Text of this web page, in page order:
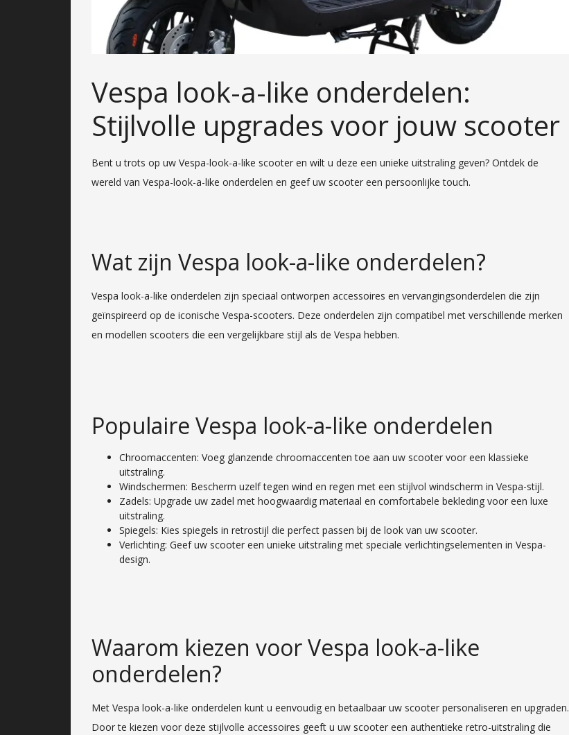
Vespa look-a-like onderdelen:
Stijlvolle upgrades voor jouw scooter
Bent u trots op uw Vespa-look-a-like scooter en wilt u deze een unieke uitstraling geven? Ontdek de
wereld van Vespa-look-a-like onderdelen en geef uw scooter een persoonlijke touch.
Wat zijn Vespa look-a-like onderdelen?
Vespa look-a-like onderdelen zijn speciaal ontworpen accessoires en vervangingsonderdelen die zijn
geïnspireerd op de iconische Vespa-scooters. Deze onderdelen zijn compatibel met verschillende merken
en modellen scooters die een vergelijkbare stijl als de Vespa hebben.
Populaire Vespa look-a-like onderdelen
Chroomaccenten: Voeg glanzende chroomaccenten toe aan uw scooter voor een klassieke
uitstraling.
Windschermen: Bescherm uzelf tegen wind en regen met een stijlvol windscherm in Vespa-stijl.
Zadels: Upgrade uw zadel met hoogwaardig materiaal en comfortabele bekleding voor een luxe
uitstraling.
Spiegels: Kies spiegels in retrostijl die perfect passen bij de look van uw scooter.
Verlichting: Geef uw scooter een unieke uitstraling met speciale verlichtingselementen in Vespa-
design.
Waarom kiezen voor Vespa look-a-like
onderdelen?
Met Vespa look-a-like onderdelen kunt u eenvoudig en betaalbaar uw scooter personaliseren en upgraden.
Door te kiezen voor deze stijlvolle accessoires geeft u uw scooter een authentieke retro-uitstraling die